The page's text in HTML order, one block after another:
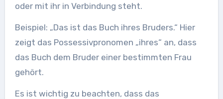
oder mit ihr in Verbindung steht.
Beispiel: „Das ist das Buch ihres Bruders.“ Hier
zeigt das Possessivpronomen „ihres“ an, dass
das Buch dem Bruder einer bestimmten Frau
gehört.
Es ist wichtig zu beachten, dass das